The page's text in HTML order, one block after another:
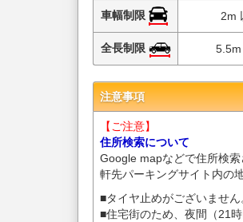
車幅制限 2m
全長制限
注意事項
【ご注意】
住所検索について
Google mapなどで住所検索
軒先パーキングサイト内の
■タイヤ止めがございませ
■住宅街のため、夜間（21